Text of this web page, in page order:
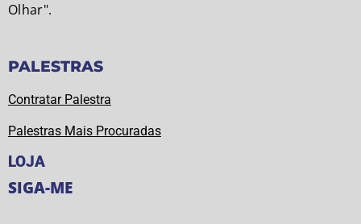
Olhar".
PALESTRAS
Contratar Palestra
Palestras Mais Procuradas
LOJA
SIGA-ME